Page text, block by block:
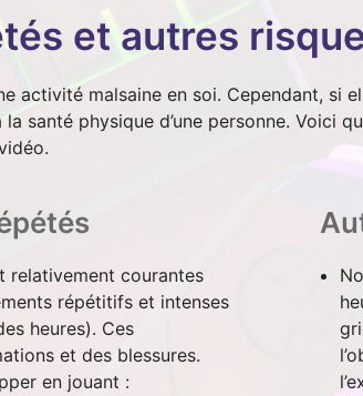
et autres
activité malsaine en soi. Cependant, si
santé physique d’une personne. Voici
relativement courantes
répétitifs et intenses
heures). Ces
et des blessures.
en jouant :